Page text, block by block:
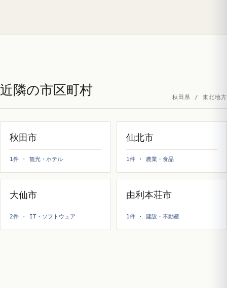
近隣の市区町村 秋田県 / 東北地方
秋田市
1件 · 観光・ホテル
仙北市
1件 · 農業・食品
大仙市
2件 · IT・ソフトウェア
由利本荘市
1件 · 建設・不動産